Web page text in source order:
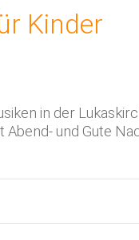
Kinder
in der
Abend- und Gute